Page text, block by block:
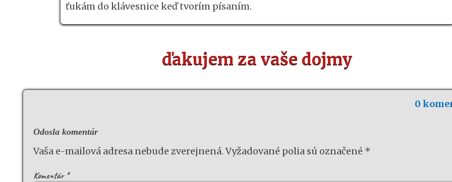
ťukám do klávesnice keď tvorím písaním.
ďakujem za vaše dojmy
0
Odosla komentár
Vaša e-mailová adresa nebude zverejnená. Vyžadované polia sú označené *
Komentár *